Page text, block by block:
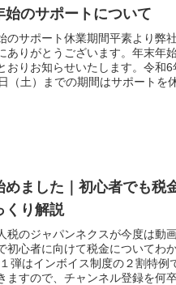
始のサポートについて
のサポート休業期間平素より弊
ありがとうございます。年末年
おりお知らせいたします。令和
（土）までの期間はサポートを
めました｜初心者でも税
くり解説
税のジャパンネクスが今度は動
初心者に向けて税金についてわ
弾はインボイス制度の２割特例
ますので、チャンネル登録を何